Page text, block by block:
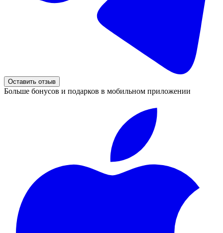
Оставить отзыв
Больше бонусов и подарков в мобильном приложении